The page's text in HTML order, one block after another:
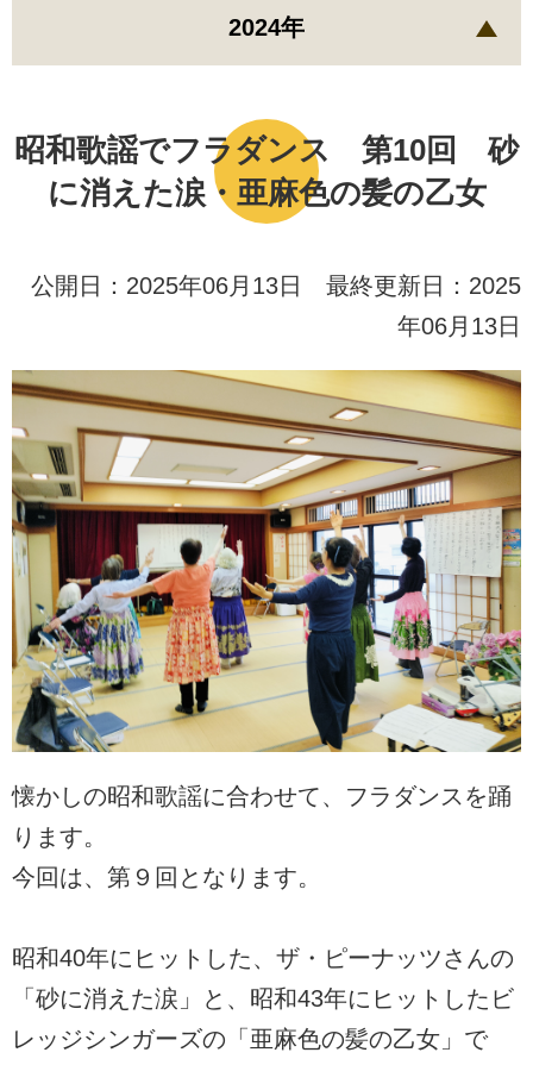
昭和歌謡でフラダンス 第10回 砂
に消えた涙・亜麻色の髪の乙女
公開日：2025年06月13日 最終更新日：2025
年06月13日
懐かしの昭和歌謡に合わせて、フラダンスを踊
ります。
今回は、第９回となります。
昭和40年にヒットした、ザ・ピーナッツさんの
「砂に消えた涙」と、昭和43年にヒットしたビ
レッジシンガーズの「亜麻色の髪の乙女」で
2024年